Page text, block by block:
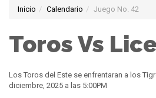
Inicio Calendario Juego No. 42
Toros Vs
Los Toros del Este se enfrentaran a los
diciembre, 2025 a las 5:00PM